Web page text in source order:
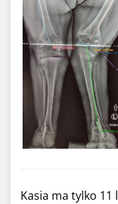
Kasia ma tylko 11